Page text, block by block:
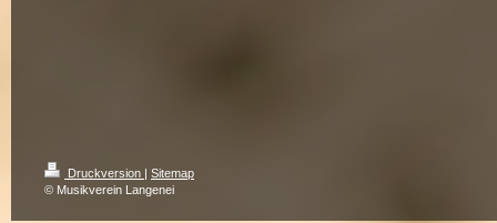
Druckversion
Sitemap
© Musikverein Langenei